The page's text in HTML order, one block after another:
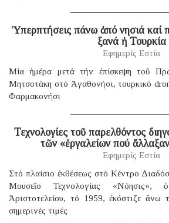
Ὑπερπτήσεις πάνω ἀπό νησιά καί
ξανά ἡ Τουρκία
Εφημερίς Εστία
Μία ἡμέρα μετά τήν ἐπίσκεψη τοῦ
Μητσοτάκη στό Ἀγαθονήσι, τουρκικό
Φαρμακονήσι
Τεχνολογίες τοῦ παρελθόντος
τῶν «ἐργαλείων πού
Εφημερίς Εστία
Στό πλαίσιο ἐκθέσεως στό Κέντρο
Μουσεῖο Τεχνολογίας «Νόησις»,
Ἀριστοτελείου, τό 1959, ἐκόστιζε
σημερινές τιμές